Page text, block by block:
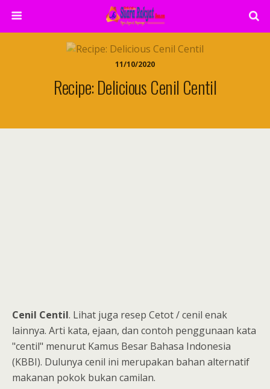
11/10/2020
Recipe: Delicious Cenil Centil
Cenil Centil. Lihat juga resep Cetot / cenil enak
lainnya. Arti kata, ejaan, dan contoh penggunaan kata
"centil" menurut Kamus Besar Bahasa Indonesia
(KBBI). Dulunya cenil ini merupakan bahan alternatif
makanan pokok bukan camilan.